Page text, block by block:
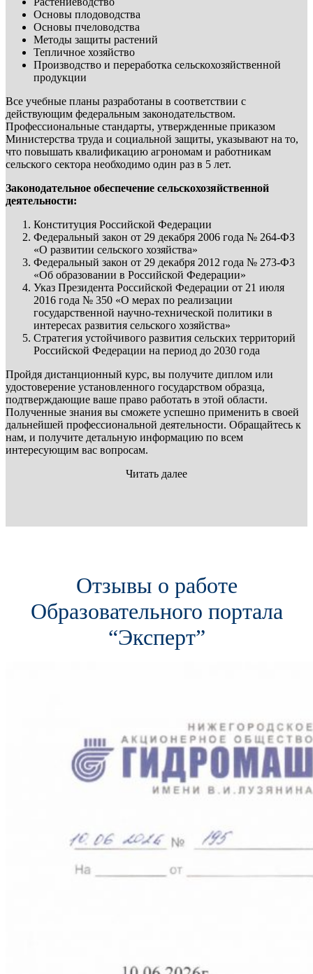
Основы плодоводства
Основы пчеловодства
Методы защиты растений
Тепличное хозяйство
Производство и переработка сельскохозяйственной
продукции
Все учебные планы разработаны в соответствии с
действующим федеральным законодательством.
Профессиональные стандарты, утвержденные приказом
Министерства труда и социальной защиты, указывают на то,
что повышать квалификацию агрономам и работникам
сельского сектора необходимо один раз в 5 лет.
Законодательное обеспечение сельскохозяйственной
деятельности:
Конституция Российской Федерации
Федеральный закон от 29 декабря 2006 года № 264-ФЗ
«О развитии сельского хозяйства»
Федеральный закон от 29 декабря 2012 года № 273-Ф3
«Об образовании в Российской Федерации»
Указ Президента Российской Федерации от 21 июля
2016 года № 350 «О мерах по реализации
государственной научно-технической политики в
интересах развития сельского хозяйства»
Стратегия устойчивого развития сельских территорий
Российской Федерации на период до 2030 года
Пройдя дистанционный курс, вы получите диплом или
удостоверение установленного государством образца,
подтверждающие ваше право работать в этой области.
Полученные знания вы сможете успешно применить в своей
дальнейшей профессиональной деятельности. Обращайтесь к
нам, и получите детальную информацию по всем
интересующим вас вопросам.
Читать далее
Отзывы о работе
Образовательного портала
“Эксперт”